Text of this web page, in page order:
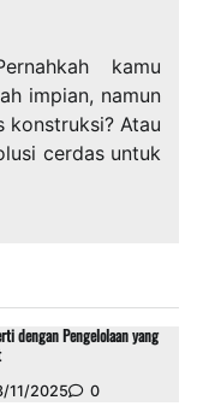
kamu
impian, namun
konstruksi? Atau
cerdas untuk
dengan Pengelolaan yang
11/2025 0